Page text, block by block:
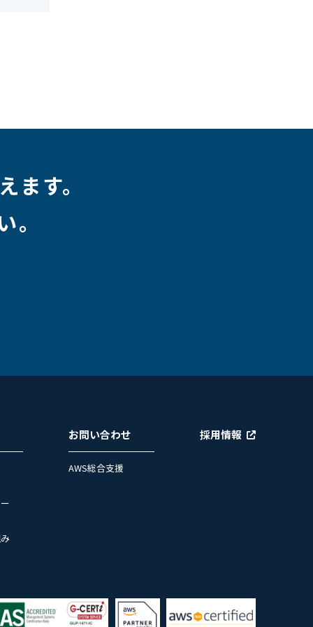
ます。
お問い合わせ
AWS総合支援
採用情報